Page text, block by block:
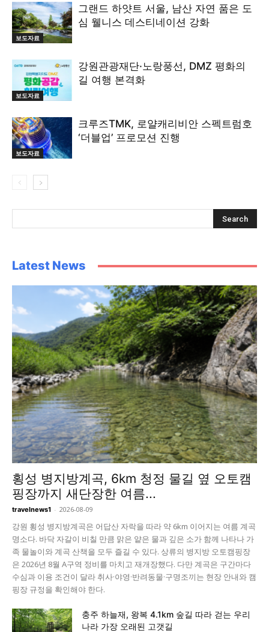
보도자료
그랜드 하얏트 서울, 남산 자연 품은 도
심 웰니스 데스티네이션 강화
보도자료
강원관광재단·노랑풍선, DMZ 평화의
길 여행 본격화
보도자료
크루즈TMK, 로얄캐리비안 스펙트럼호
‘더블업’ 프로모션 진행
Latest News
횡성 병지방계곡, 6km 청정 물길 옆 오토캠
핑장까지 새단장한 여름...
travelnews1 - 2026-08-09
강원 횡성 병지방계곡은 어답산 자락을 따라 약 6km 이어지는 여름 계곡
명소다. 바닥 자갈이 비칠 만큼 맑은 얕은 물과 깊은 소가 함께 나타나 가
족 물놀이와 계곡 산책을 모두 즐길 수 있다. 상류의 병지방 오토캠핑장
은 2026년 8월 A구역 정비를 마치고 재개장했다. 다만 계곡은 구간마다
수심과 이용 조건이 달라 취사·야영·반려동물·구명조끼는 현장 안내와 캠
핑장 규정을 확인해야 한다.
충주 하늘재, 왕복 4.1km 숲길 따라 걷는 우리
나라 가장 오래된 고갯길